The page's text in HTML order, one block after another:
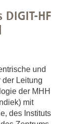
HF
und
Leitung
der MHH
mit
des Instituts